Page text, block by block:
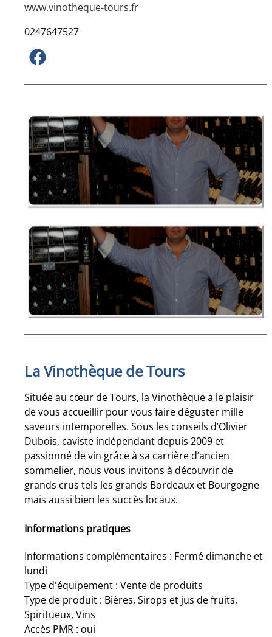
www.vinotheque-tours.fr
0247647527
La Vinothèque de Tours
Située au cœur de Tours, la Vinothèque a le plaisir
de vous accueillir pour vous faire déguster mille
saveurs intemporelles. Sous les conseils d’Olivier
Dubois, caviste indépendant depuis 2009 et
passionné de vin grâce à sa carrière d’ancien
sommelier, nous vous invitons à découvrir de
grands crus tels les grands Bordeaux et Bourgogne
mais aussi bien les succès locaux.
Informations pratiques
Informations complémentaires : Fermé dimanche et
lundi
Type d'équipement : Vente de produits
Type de produit : Bières, Sirops et jus de fruits,
Spiritueux, Vins
Accès PMR : oui